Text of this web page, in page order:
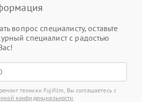
вопрос специалисту, оставьте
специалист с радостью
техники Fujifilm, Вы соглашаетесь с
конфиденциальности